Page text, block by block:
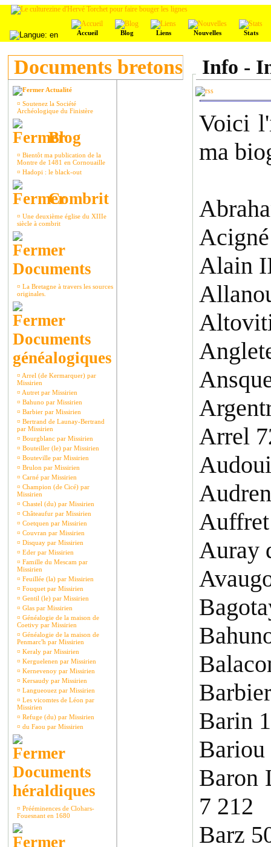
Accueil Blog Liens Nouvelles Stats
Documents bretons
Actualité
¤ Soutenez la Société
Archéologique du Finistère
Blog
¤ Bientôt ma publication de la
Montre de 1481 en Cornouaille
¤ Hadopi : le black-out
Combrit
¤ Une deuxième église du XIIIe
siècle à combrit
Documents
¤ La Bretagne à travers les sources
originales.
Documents
généalogiques
¤ Arrel (de Kermarquer) par
Missirien
¤ Autret par Missirien
¤ Bahuno par Missirien
¤ Barbier par Missirien
¤ Bertrand de Launay-Bertrand
par Missirien
¤ Bourgblanc par Missirien
¤ Bouteiller (le) par Missirien
¤ Bouteville par Missirien
¤ Brulon par Missirien
¤ Carné par Missirien
¤ Champion (de Cicé) par
Missirien
¤ Chastel (du) par Missirien
¤ Châteaufur par Missirien
¤ Coetquen par Missirien
¤ Couvran par Missirien
¤ Disquay par Missirien
¤ Eder par Missirien
¤ Famille du Mescam par
Missirien
¤ Feuillée (la) par Missirien
¤ Fouquet par Missirien
¤ Gentil (le) par Missirien
¤ Glas par Missirien
¤ Généalogie de la maison de
Coetivy par Missirien
¤ Généalogie de la maison de
Penmarc'h par Missirien
¤ Keraly par Missirien
¤ Kerguelenen par Missirien
¤ Kernevenoy par Missirien
¤ Kersaudy par Missirien
¤ Langueouez par Missirien
¤ Les vicomtes de Léon par
Missirien
¤ Refuge (du) par Missirien
¤ du Faou par Missirien
Documents
héraldiques
¤ Prééminences de Clohars-
Fouesnant en 1680
Info -
Voici
ma
Alain
Arrel
Auray
Barin
Bariou
Baron
7 212
Barz